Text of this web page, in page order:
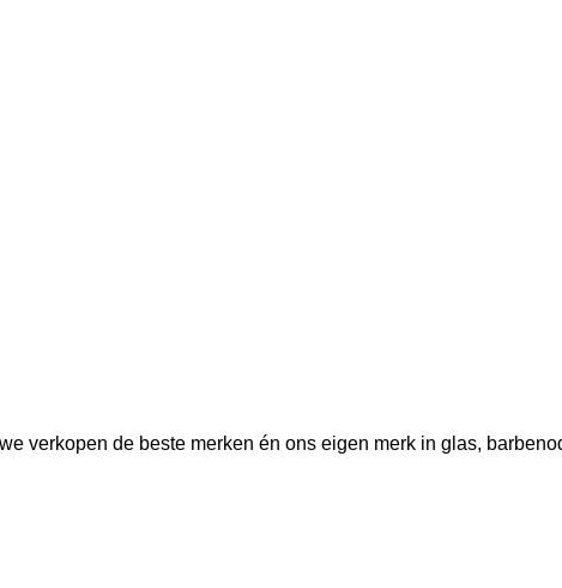
verkopen de beste merken én ons eigen merk in glas,